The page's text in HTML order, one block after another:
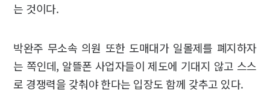
는 것이다.
박완주 무소속 의원 또한 도매대가 일몰제를 폐지하자
는 쪽인데, 알뜰폰 사업자들이 제도에 기대지 않고 스스
로 경쟁력을 갖춰야 한다는 입장도 함께 갖추고 있다.